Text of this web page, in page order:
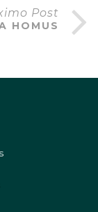
Post
HOMUS